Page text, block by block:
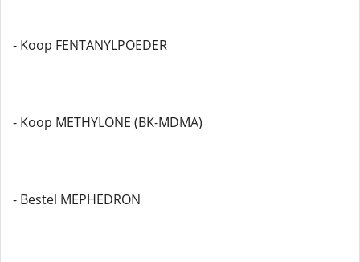
- Koop FENTANYLPOEDER
- Koop METHYLONE (BK-MDMA)
- Bestel MEPHEDRON